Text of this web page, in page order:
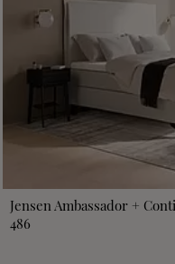
Jensen Ambassador +
486